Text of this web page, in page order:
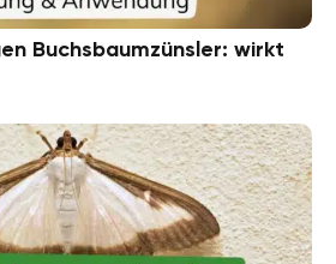
Buchsbaumzünsler: wirkt